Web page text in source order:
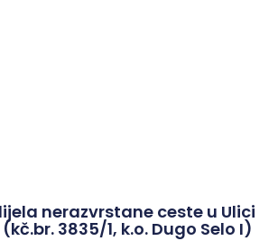
nerazvrstane ceste u Ulici
3835/1, k.o. Dugo Selo I)